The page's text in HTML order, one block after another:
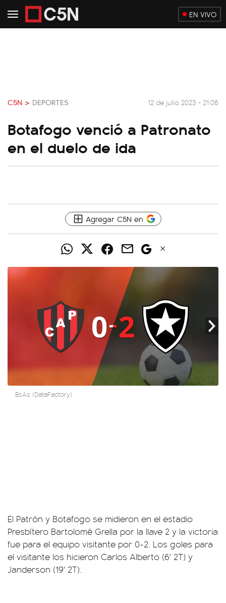
EN VIVO
C5N > DEPORTES 12 de julio 2023 - 21:06
Botafogo venció a Patronato
en el duelo de ida
Agregar C5N en
BsAs (DataFactory)
El Patrón y Botafogo se midieron en el estadio
Presbítero Bartolomé Grella por la llave 2 y la victoria
fue para el equipo visitante por 0-2. Los goles para
el visitante los hicieron Carlos Alberto (6' 2T) y
Janderson (19' 2T).